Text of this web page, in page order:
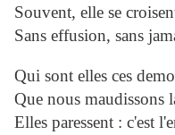
Souvent, elle se
Sans effusion, sans
Qui sont elles ces
Que nous maudissons
Elles paressent : c'est